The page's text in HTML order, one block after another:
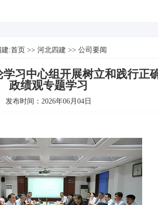
:首页 >> 河北四建 >> 公司要闻
习中心组开展树立和践行正
政绩观专题学习
发布时间：2026年06月04日